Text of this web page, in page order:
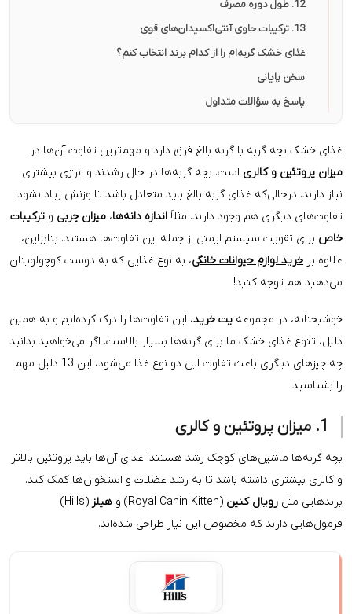
گربه‌ام را از کدام برند انتخاب کنم؟
متداول
با گربه بالغ فرق دارد و مهم‌ترین تفاوت آن‌ها در
است. بچه گربه‌ها در حال رشدند و انرژی بیشتری
غذای گربه بالغ باید متعادل باشد تا وزنش زیاد نشود.
هم وجود دارند. مثلاًاندازه دانه‌ها، میزان چربیوترکیبات
سیستم ایمنی از جمله این تفاوت‌ها هستند. بنابراین،
حیوانات خانگی، به نوع غذایی که به دوست کوچولویتان
کنید!
پت خرید ، این تفاوت‌ها را درک کرده‌ایم و به همین
خشک ما برای گربه‌ها بسیار بالاست. اگر می‌خواهید بدانید
چه چیزهای دیگری باعث تفاوت این دو نوع غذا می‌شود، این 13 دلیل مهم
کوچک رشد هستند! غذای آن‌ها باید پروتئین بالاتر
داشته باشد تا به رشد عضلات و استخوان‌ها کمک کند.
کنین(Royal Canin Kitten) و هیلز
(Hills)
که مخصوص این نیاز طراحی شده‌اند.